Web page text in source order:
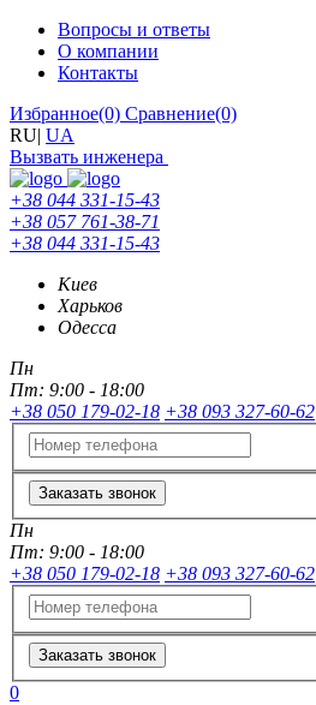
Вопросы и ответы
О компании
Контакты
Избранное(0) Сравнение(0)
RU| UA
Вызвать инженера
+38 044 331-15-43
+38 057 761-38-71
+38 044 331-15-43
Киев
Харьков
Одесса
Пн
Пт: 9:00 - 18:00
+38 050 179-02-18 +38 093 327-60-62
Заказать звонок
Пн
Пт: 9:00 - 18:00
+38 050 179-02-18 +38 093 327-60-62
Заказать звонок
0